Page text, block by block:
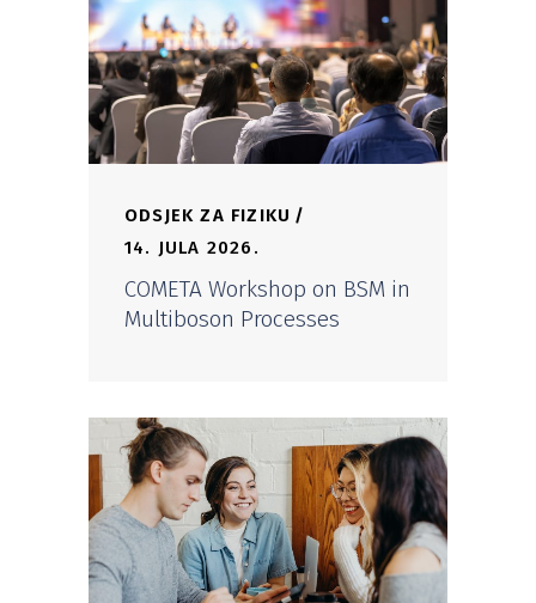
ODSJEK ZA FIZIKU
14. JULA 2026.
COMETA Workshop on BSM in
Multiboson Processes